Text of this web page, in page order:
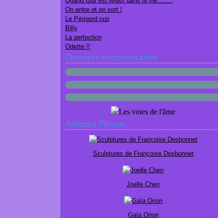
On entre et on sort !
Le Périgord noir
Billy
La perfection
Odette !!
Derniers commentaires
Albums Photos
Sculptures de Françoise Desbonnet
Joelle Chen
Gaïa Orion